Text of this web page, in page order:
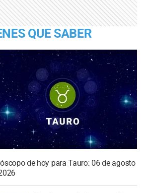
QUE SABER
de hoy para Tauro: 06 de agosto